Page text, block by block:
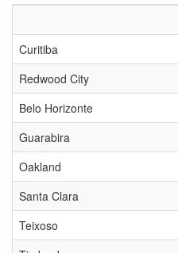
Curitiba
Redwood City
Belo Horizonte
Guarabira
Oakland
Santa Clara
Teixoso